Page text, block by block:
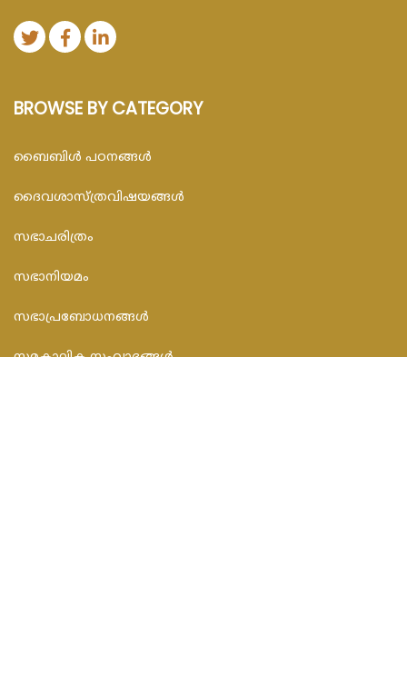
BROWSE BY CATEGORY
ബൈബിള്‍ പഠനങ്ങള്‍
ദൈവശാസ്ത്രവിഷയങ്ങള്‍
സഭാചരിത്രം
സഭാനിയമം
സഭാപ്രബോധനങ്ങള്‍
സമകാലിക സംവാദങ്ങൾ